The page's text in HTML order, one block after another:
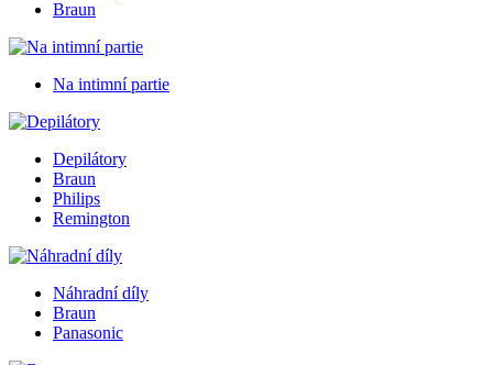
Braun
Na intimní partie
Depilátory
Braun
Philips
Remington
Náhradní díly
Braun
Panasonic